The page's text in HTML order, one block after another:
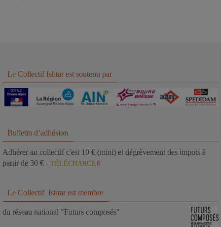
Le Collectif Ishtar est soutenu par
Bulletin d’adhésion
Adhérer au collectif c'est 10 € (mini) et dégrèvement des impots à
partir de 30 € - TÉLÉCHARGER
Le Collectif Ishtar est membre
du réseau national "Futurs composés"